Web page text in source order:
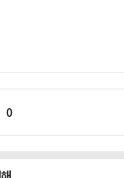
0